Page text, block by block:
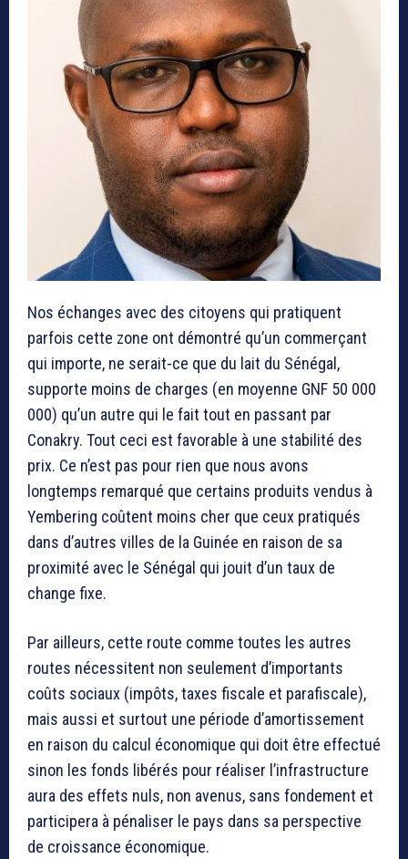
Nos échanges avec des citoyens qui pratiquent
parfois cette zone ont démontré qu’un commerçant
qui importe, ne serait-ce que du lait du Sénégal,
supporte moins de charges (en moyenne GNF 50 000
000) qu’un autre qui le fait tout en passant par
Conakry. Tout ceci est favorable à une stabilité des
prix. Ce n’est pas pour rien que nous avons
longtemps remarqué que certains produits vendus à
Yembering coûtent moins cher que ceux pratiqués
dans d’autres villes de la Guinée en raison de sa
proximité avec le Sénégal qui jouit d’un taux de
change fixe.
Par ailleurs, cette route comme toutes les autres
routes nécessitent non seulement d’importants
coûts sociaux (impôts, taxes fiscale et parafiscale),
mais aussi et surtout une période d’amortissement
en raison du calcul économique qui doit être effectué
sinon les fonds libérés pour réaliser l’infrastructure
aura des effets nuls, non avenus, sans fondement et
participera à pénaliser le pays dans sa perspective
de croissance économique.